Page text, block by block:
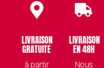
LIVRAISON
GRATUITE
à partir
LIVRAISON
EN 48H
Nous